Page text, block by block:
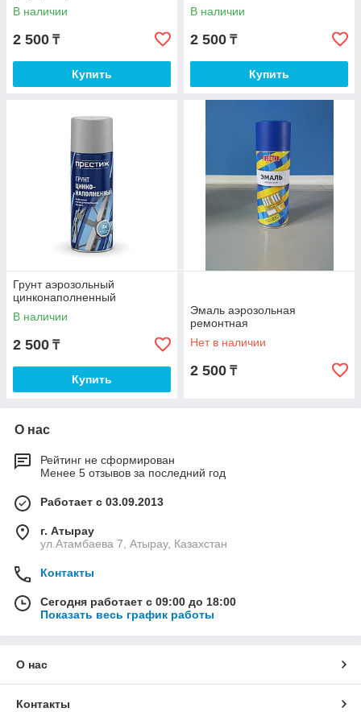
В наличии
2 500 ₸
Купить
В наличии
2 500 ₸
Купить
Грунт аэрозольный
цинконаполненный
В наличии
2 500 ₸
Купить
Эмаль аэрозольная
ремонтная
Нет в наличии
2 500 ₸
О нас
Рейтинг не сформирован
Менее 5 отзывов за последний год
Работает с 03.09.2013
г. Атырау
ул.Атамбаева 7, Атырау, Казахстан
Контакты
Сегодня работает с 09:00 до 18:00
Показать весь график работы
О нас
Контакты